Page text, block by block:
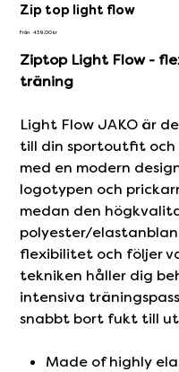
Zip top light flow
Från Pris
439,00 kr
Ziptop Light Flow -
träning
Light Flow JAKO är
till din sportoutfit
med en modern
logotypen och
medan den
polyester/
flexibilitet och följer
tekniken håller dig
intensiva
snabbt bort fukt till
Made of highly